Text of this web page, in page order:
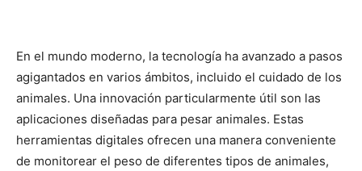
En el mundo moderno, la tecnología ha avanzado a pasos
agigantados en varios ámbitos, incluido el cuidado de los
animales. Una innovación particularmente útil son las
aplicaciones diseñadas para pesar animales. Estas
herramientas digitales ofrecen una manera conveniente
de monitorear el peso de diferentes tipos de animales,